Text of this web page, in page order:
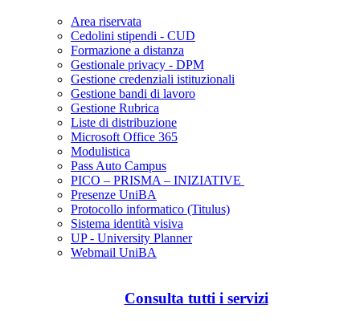
Area riservata
Cedolini stipendi - CUD
Formazione a distanza
Gestionale privacy - DPM
Gestione credenziali istituzionali
Gestione bandi di lavoro
Gestione Rubrica
Liste di distribuzione
Microsoft Office 365
Modulistica
Pass Auto Campus
PICO – PRISMA – INIZIATIVE
Presenze UniBA
Protocollo informatico (Titulus)
Sistema identità visiva
UP - University Planner
Webmail UniBA
Consulta tutti i servizi